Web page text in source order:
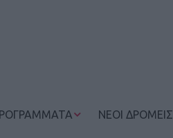
ΝΕΟΙ ΔΡΟΜΕΙΣ